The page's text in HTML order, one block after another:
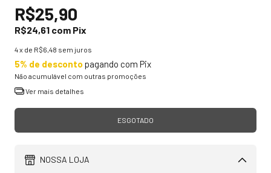
R$25,90
R$24,61 com Pix
4x de R$6,48 sem juros
5% de desconto pagando com Pix
Não acumulável com outras promoções
Ver mais detalhes
NOSSA LOJA